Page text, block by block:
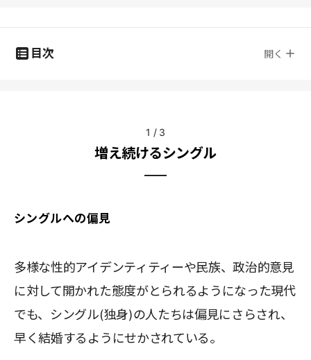
目次 開く
1 / 3
増え続けるシングル
シングルへの偏見
多様な性的アイデンティティーや民族、政治的意見
に対して開かれた態度がとられるようになった現代
でも、シングル(独身)の人たちは偏見にさらされ、
早く結婚するようにせかされている。